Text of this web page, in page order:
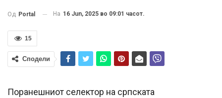
Од Portal На 16 Jun, 2025 во 09:01 часот.
15
Сподели
Поранешниот селектор на српската